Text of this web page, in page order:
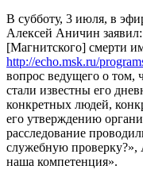
В субботу, 3 июля, в
Алексей Аничин заявил:
[Магнитского] смерти
http://echo.msk.ru/
вопрос ведущего о том,
стали известны его
конкретных людей,
его утверждению
расследование
служебную проверку?»,
наша компетенция».